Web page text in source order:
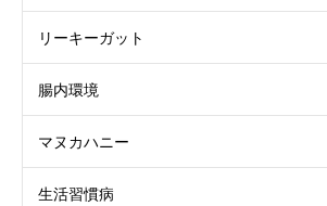
リーキーガット
腸内環境
マヌカハニー
生活習慣病